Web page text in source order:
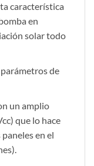
característica
en
solar todo
de
un amplio
que lo hace
en el